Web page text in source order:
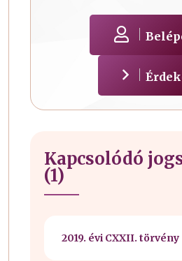
Kapcsolódó
(1)
2019. évi CXXII. törvény